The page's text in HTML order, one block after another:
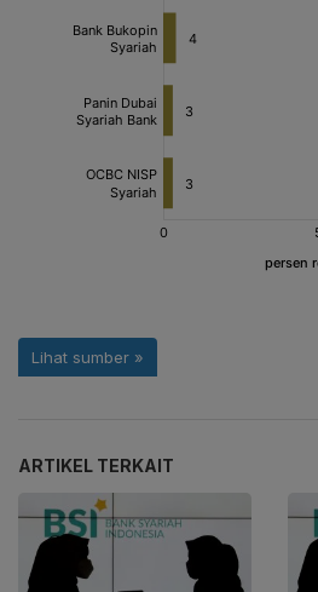
ARTIKEL TERKAIT